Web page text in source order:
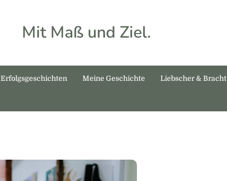
Mit Maß und Ziel.
Erfolgsgeschichten Meine Geschichte Liebscher & Bracht